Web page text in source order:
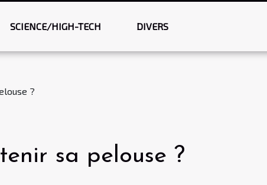
SCIENCE/HIGH-TECH DIVERS
?
sa pelouse ?